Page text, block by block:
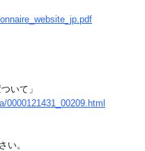
いて」
い。